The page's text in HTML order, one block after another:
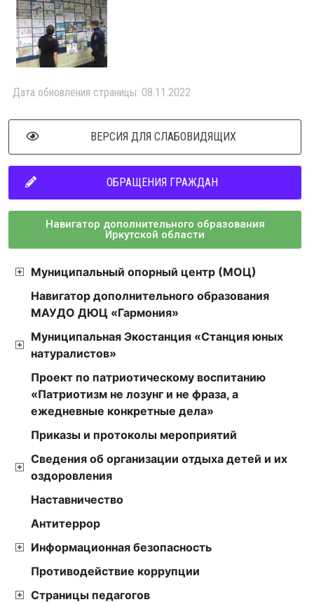
Дата обновления страницы: 08.11.2022
ВЕРСИЯ ДЛЯ СЛАБОВИДЯЩИХ
ОБРАЩЕНИЯ ГРАЖДАН
Навигатор дополнительного образования
Иркутской области
Муниципальный опорный центр (МОЦ)
Навигатор дополнительного образования
МАУДО ДЮЦ «Гармония»
Муниципальная Экостанция «Станция юных
натуралистов»
Проект по патриотическому воспитанию
«Патриотизм не лозунг и не фраза, а
ежедневные конкретные дела»
Приказы и протоколы мероприятий
Сведения об организации отдыха детей и их
оздоровления
Наставничество
Антитеррор
Информационная безопасность
Противодействие коррупции
Страницы педагогов